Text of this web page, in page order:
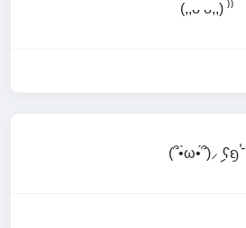
(,,ᴗ ᴗ,,) ⁾⁾
(՞•̀ω•́՞)⸝ި ʕᦏ⌎